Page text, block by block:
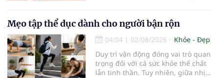
đóng vai trò lọc độc tố, chuyển hóa
thuốc và dự trữ nhiều vitamin,
khoáng chất thiết yếu nhưng cũng
rất dễ bị tổn thương…
Mẹo tập thể dục dành cho người bận rộn
04:04 | 02/08/2026
Khỏe - Đẹp
Duy trì vận động đóng vai trò quan
trọng đối với cả sức khỏe thể chất
lẫn tinh thần. Tuy nhiên, giữa nhịp